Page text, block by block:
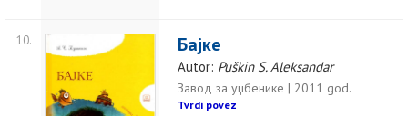
10. Бајке
Autor: Puškin S. Aleksandar
Завод за уџбенике | 2011 god.
Tvrdi povez